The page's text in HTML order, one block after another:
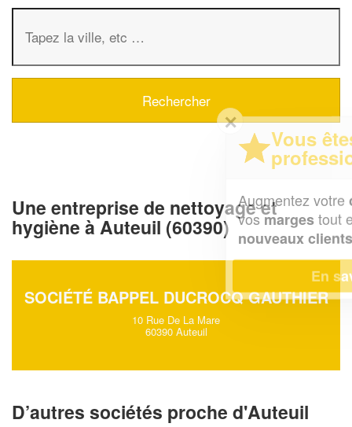
Une entreprise de nettoyage et
hygiène à Auteuil (60390)
SOCIÉTÉ BAPPEL DUCROCQ GAUTHIER
10 Rue De La Mare
60390 Auteuil
D’autres sociétés proche d'Auteuil
✕
Vous êtes un
professionnel ?
Augmentez votrechiffre d'affaireset
vosmargestout en gagnant de
nouveaux clients!